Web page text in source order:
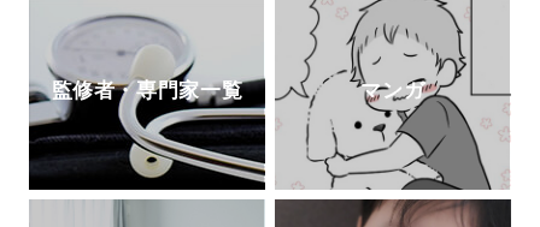
監修者・専門家一覧 マンガ